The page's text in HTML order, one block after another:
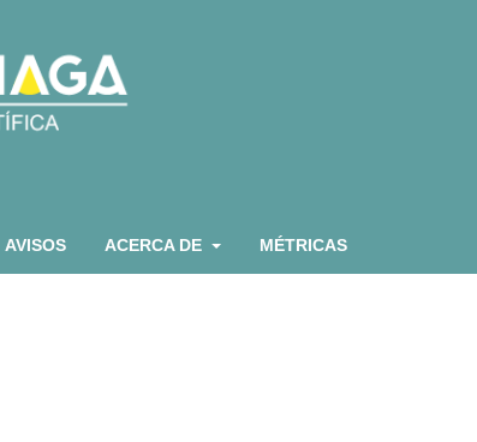
AVISOS ACERCA DE MÉTRICAS